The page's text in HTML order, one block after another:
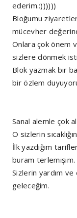
ederim.:))))))
Bloğumu
mücevher
Onlara çok önem
sizlere dönmek
Blok yazmak bir
bir özlem
Sanal alemle çok
O sizlerin
İlk yazdığım
buram terlemişim.
Sizlerin yardım
geleceğim.